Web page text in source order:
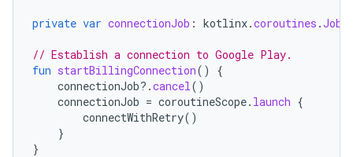
private var connectionJob : kotlinx.coroutines .Job
// Establish a connection to Google Play.
fun startBillingConnection()
{
connectionJob?.cancel()
connectionJob = coroutineScope. launch {
connectWithRetry()
}
}